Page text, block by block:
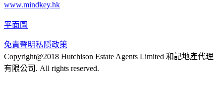
www.mindkey.hk
平面圖
免責聲明私隱政策
Copyright@2018 Hutchison Estate Agents Limited 和記地產代理
有限公司. All rights reserved.